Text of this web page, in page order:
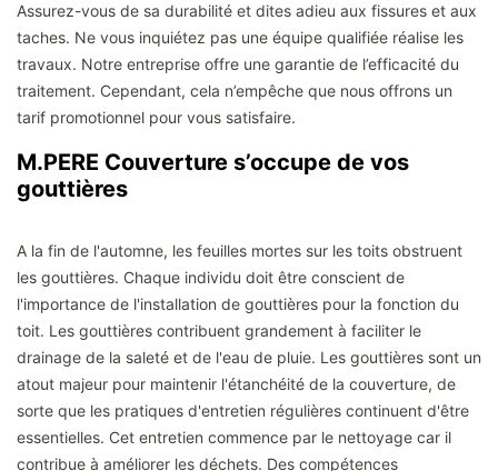
Assurez-vous de sa durabilité et dites adieu aux fissures et aux
taches. Ne vous inquiétez pas une équipe qualifiée réalise les
travaux. Notre entreprise offre une garantie de l’efficacité du
traitement. Cependant, cela n’empêche que nous offrons un
tarif promotionnel pour vous satisfaire.
M.PERE Couverture s’occupe de vos
gouttières
A la fin de l'automne, les feuilles mortes sur les toits obstruent
les gouttières. Chaque individu doit être conscient de
l'importance de l'installation de gouttières pour la fonction du
toit. Les gouttières contribuent grandement à faciliter le
drainage de la saleté et de l'eau de pluie. Les gouttières sont un
atout majeur pour maintenir l'étanchéité de la couverture, de
sorte que les pratiques d'entretien régulières continuent d'être
essentielles. Cet entretien commence par le nettoyage car il
contribue à améliorer les déchets. Des compétences